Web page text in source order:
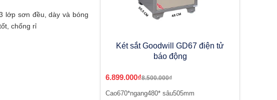
lớp sơn đều, dày và bóng
chống rỉ
Két sắt Goodwill GD67 điện tử
báo động
6.899.000₫8.500.000₫
Cao670*ngang480* sâu505mm